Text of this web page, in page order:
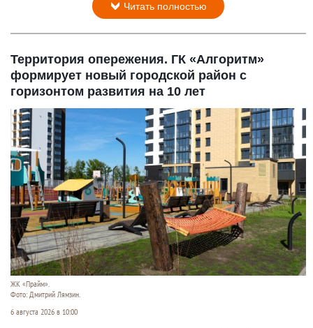
Читать полностью
Территория опережения. ГК «Алгоритм»
формирует новый городской район с
горизонтом развития на 10 лет
ЖК «Прайм».
Фото: Дмитрий Лямзин.
6 августа 2026 в 10:00